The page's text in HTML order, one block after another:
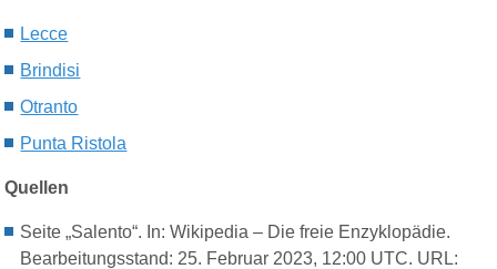
Lecce
Brindisi
Otranto
Punta Ristola
Quellen
Seite „Salento“. In: Wikipedia – Die freie Enzyklopädie.
Bearbeitungsstand: 25. Februar 2023, 12:00 UTC. URL: